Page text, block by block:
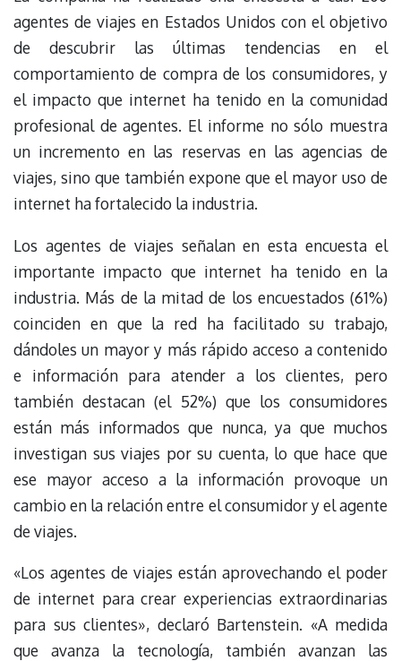
agentes de viajes en Estados Unidos con el objetivo
de descubrir las últimas tendencias en el
comportamiento de compra de los consumidores, y
el impacto que internet ha tenido en la comunidad
profesional de agentes. El informe no sólo muestra
un incremento en las reservas en las agencias de
viajes, sino que también expone que el mayor uso de
internet ha fortalecido la industria.
Los agentes de viajes señalan en esta encuesta el
importante impacto que internet ha tenido en la
industria. Más de la mitad de los encuestados (61%)
coinciden en que la red ha facilitado su trabajo,
dándoles un mayor y más rápido acceso a contenido
e información para atender a los clientes, pero
también destacan (el 52%) que los consumidores
están más informados que nunca, ya que muchos
investigan sus viajes por su cuenta, lo que hace que
ese mayor acceso a la información provoque un
cambio en la relación entre el consumidor y el agente
de viajes.
«Los agentes de viajes están aprovechando el poder
de internet para crear experiencias extraordinarias
para sus clientes», declaró Bartenstein. «A medida
que avanza la tecnología, también avanzan las